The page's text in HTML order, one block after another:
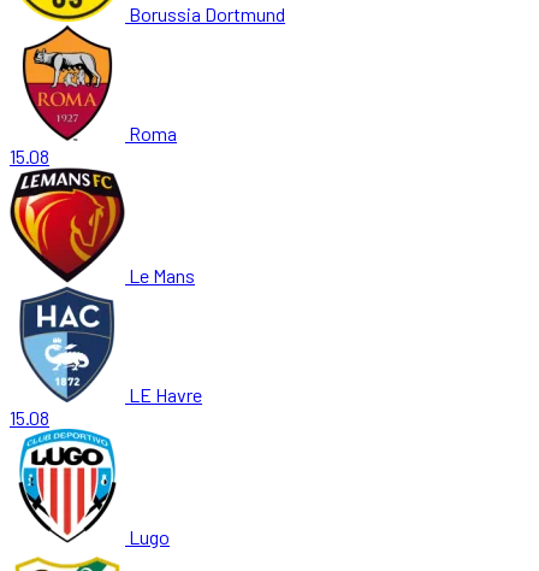
Borussia Dortmund
Roma
15.08
Le Mans
LE Havre
15.08
Lugo